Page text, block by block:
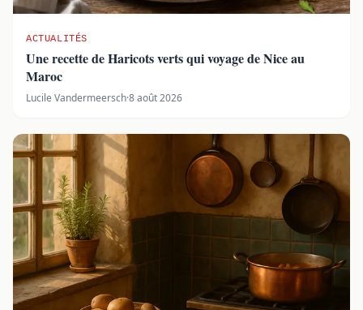
ACTUALITÉS
Une recette de Haricots verts qui voyage de Nice au
Maroc
Lucile Vandermeersch·8 août 2026